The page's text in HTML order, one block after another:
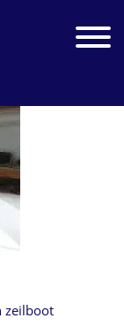
Toggle
zeilboot